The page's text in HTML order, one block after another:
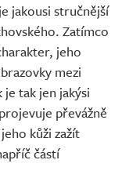
jakousi stručnější
Zatímco
jeho
mezi
je tak jen jakýsi
převážně
kůži zažít
částí